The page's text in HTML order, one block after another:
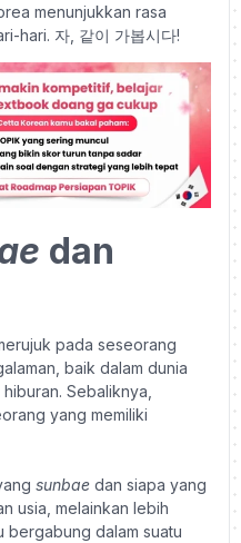
menunjukkan rasa
hari. 자, 같이 가봅시다!
dan
pada seseorang
baik dalam dunia
Sebaliknya,
yang memiliki
sunbae dan siapa yang
usia, melainkan lebih
bergabung dalam suatu